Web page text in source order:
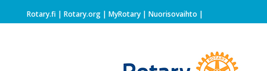
Rotary.fi | Rotary.org| MyRotary | Nuorisovaihto |